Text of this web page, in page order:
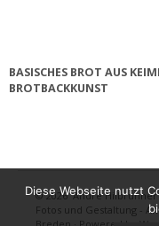
BASISCHES BROT AUS
BROTBACKKUNST
© 2026André
Fotos und Gestaltung -
Diese Webseite nutzt